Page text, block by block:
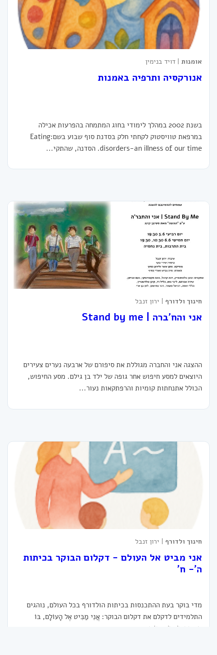
אומנות | דויד בנימין
אנורקסיה ותרפיה באמנות
בשנת 2002 במהלך לימודי בחוג המתמחה בהפרעות אכילה
במרפאת טוויסטוק לקחתי חלק בסדנת סוף שבוע בשם:Eating
disorders-an illness of our time. הסדנה, שהתקי...
חינוך ולדורף | ירון זנבל
אני והח'ברה | Stand by me
ההצגה אני והחברה מגוללת את סיפורם של ארבעה נערים צעירים
היוצאים למסע חיפוש אחר גופה של ילד בן גילם. מסע החיפוש,
הכולל אתנחתות קומיות והרפתקאות נעור...
חינוך ולדורף | ירון זנבל
אני מביט אל העולם - דקלום הבוקר בכיתות
ה'- ח'
מדי בוקר בעת ההתכנסות בכיתות הולדורף בכל העולם, נוהגים
התלמידים לדקלם את דקלום הבוקר: אֲנִי מַבִּיט אֶל הָעוֹלָם, בּוֹ
מְאִירָה הַשֶּׁמֶשׁ, בּוֹ זו...